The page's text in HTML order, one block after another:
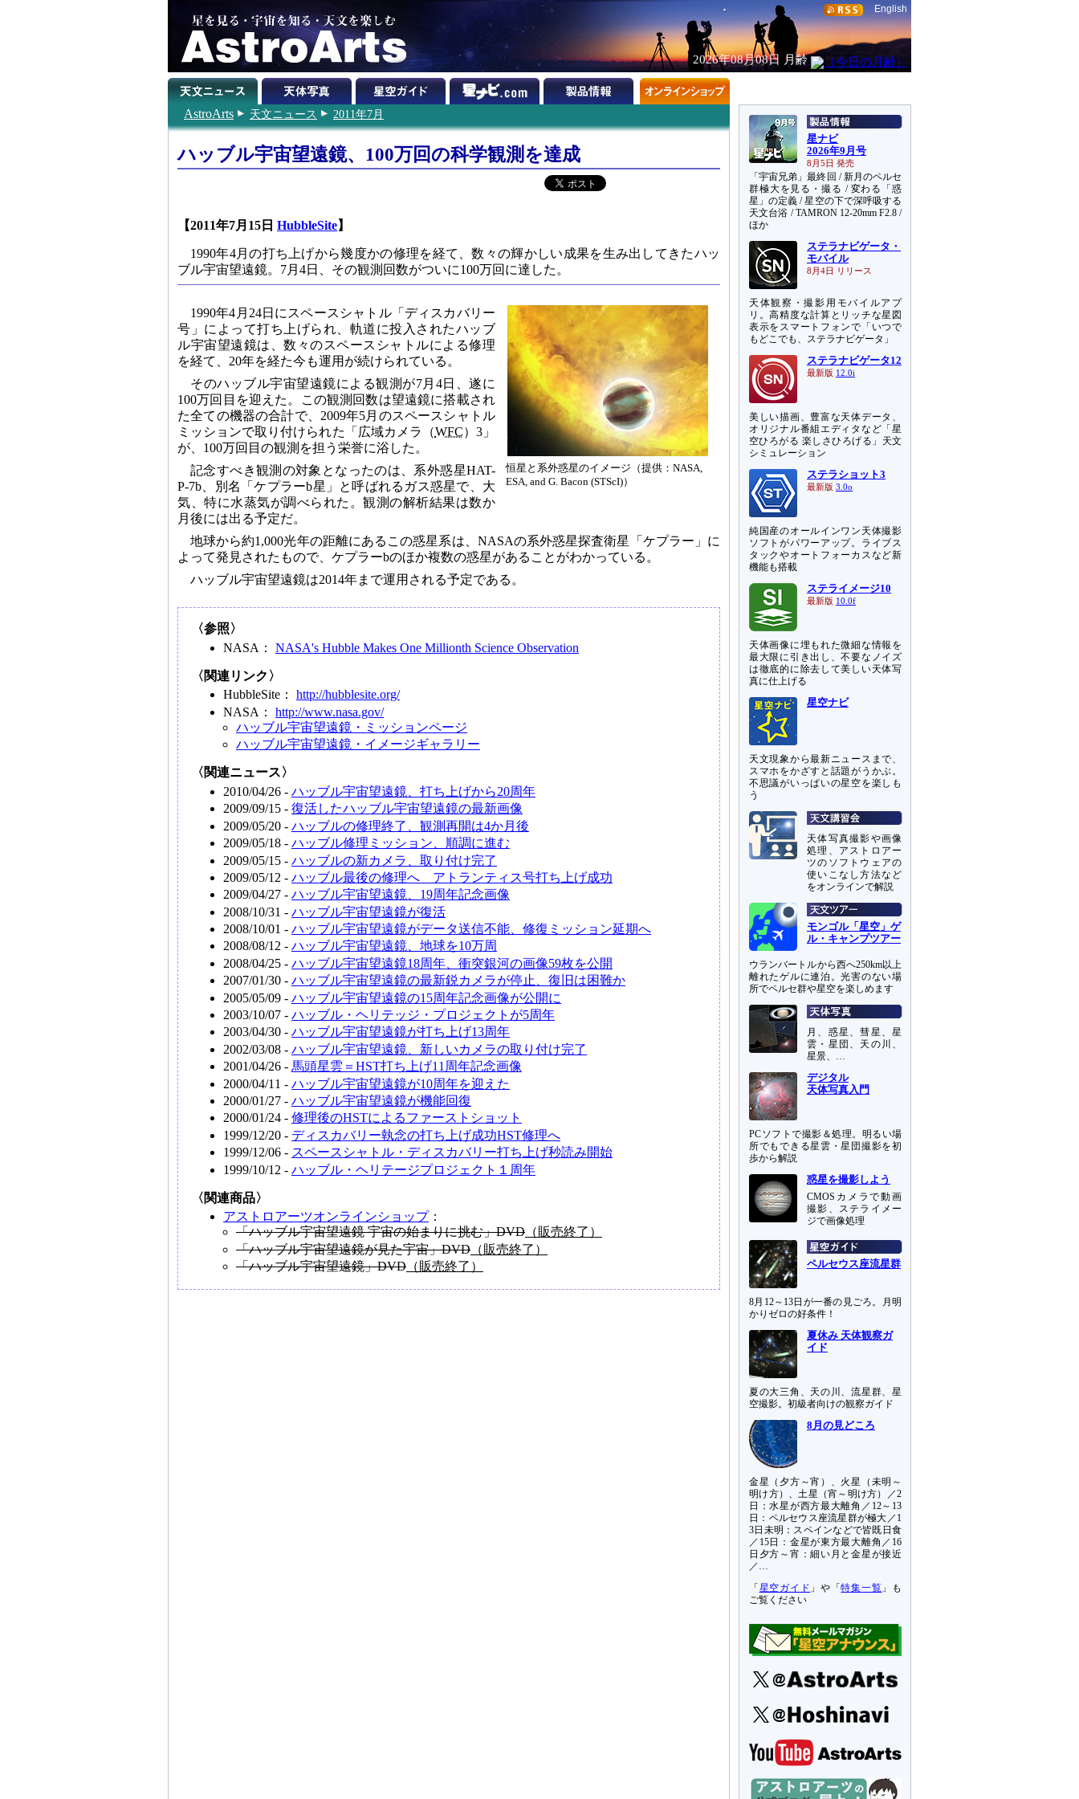
English
2026年08月08日 月齢
AstroArts 天文ニュース 2011年7月
ハッブル宇宙望遠鏡、100万回の科学観測を達成
【2011年7月15日 HubbleSite】
1990年4月の打ち上げから幾度かの修理を経て、数々の輝かしい成果を生み出してきたハッ
ブル宇宙望遠鏡。7月4日、その観測回数がついに100万回に達した。
恒星と系外惑星のイメージ（提供：NASA,
ESA, and G. Bacon (STScI)）
1990年4月24日にスペースシャトル「ディスカバリー
号」によって打ち上げられ、軌道に投入されたハッブ
ル宇宙望遠鏡は、数々のスペースシャトルによる修理
を経て、20年を経た今も運用が続けられている。
そのハッブル宇宙望遠鏡による観測が7月4日、遂に
100万回目を迎えた。この観測回数は望遠鏡に搭載され
た全ての機器の合計で、2009年5月のスペースシャトル
ミッションで取り付けられた「広域カメラ（WFC）3」
が、100万回目の観測を担う栄誉に浴した。
記念すべき観測の対象となったのは、系外惑星HAT-
P-7b、別名「ケプラーb星」と呼ばれるガス惑星で、大
気、特に水蒸気が調べられた。観測の解析結果は数か
月後には出る予定だ。
地球から約1,000光年の距離にあるこの惑星系は、NASAの系外惑星探査衛星「ケプラー」に
よって発見されたもので、ケプラーbのほか複数の惑星があることがわかっている。
ハッブル宇宙望遠鏡は2014年まで運用される予定である。
〈参照〉
NASA： NASA's Hubble Makes One Millionth Science Observation
〈関連リンク〉
HubbleSite： http://hubblesite.org/
NASA： http://www.nasa.gov/
ハッブル宇宙望遠鏡・ミッションページ
ハッブル宇宙望遠鏡・イメージギャラリー
〈関連ニュース〉
2010/04/26 - ハッブル宇宙望遠鏡、打ち上げから20周年
2009/09/15 - 復活したハッブル宇宙望遠鏡の最新画像
2009/05/20 - ハッブルの修理終了、観測再開は4か月後
2009/05/18 - ハッブル修理ミッション、順調に進む
2009/05/15 - ハッブルの新カメラ、取り付け完了
2009/05/12 - ハッブル最後の修理へ アトランティス号打ち上げ成功
2009/04/27 - ハッブル宇宙望遠鏡、19周年記念画像
2008/10/31 - ハッブル宇宙望遠鏡が復活
2008/10/01 - ハッブル宇宙望遠鏡がデータ送信不能、修復ミッション延期へ
2008/08/12 - ハッブル宇宙望遠鏡、地球を10万周
2008/04/25 - ハッブル宇宙望遠鏡18周年、衝突銀河の画像59枚を公開
2007/01/30 - ハッブル宇宙望遠鏡の最新鋭カメラが停止、復旧は困難か
2005/05/09 - ハッブル宇宙望遠鏡の15周年記念画像が公開に
2003/10/07 - ハッブル・ヘリテッジ・プロジェクトが5周年
2003/04/30 - ハッブル宇宙望遠鏡が打ち上げ13周年
2002/03/08 - ハッブル宇宙望遠鏡、新しいカメラの取り付け完了
2001/04/26 - 馬頭星雲＝HST打ち上げ11周年記念画像
2000/04/11 - ハッブル宇宙望遠鏡が10周年を迎えた
2000/01/27 - ハッブル宇宙望遠鏡が機能回復
2000/01/24 - 修理後のHSTによるファーストショット
1999/12/20 - ディスカバリー執念の打ち上げ成功HST修理へ
1999/12/06 - スペースシャトル・ディスカバリー打ち上げ秒読み開始
1999/10/12 - ハッブル・ヘリテージプロジェクト１周年
〈関連商品〉
アストロアーツオンラインショップ：
「ハッブル宇宙望遠鏡 宇宙の始まりに挑む」DVD （販売終了）
「ハッブル宇宙望遠鏡が見た宇宙」DVD （販売終了）
「ハッブル宇宙望遠鏡」DVD （販売終了）
星ナビ
2026年9月号
8月5日 発売
「宇宙兄弟」最終回 / 新月のペルセ
群極大を見る・撮る / 変わる「惑
星」の定義 / 星空の下で深呼吸する
天文台浴 / TAMRON 12-20mm F2.8 /
ほか
ステラナビゲータ・
モバイル
8月4日 リリース
天体観察・撮影用モバイルアプ
リ。高精度な計算とリッチな星図
表示をスマートフォンで「いつで
もどこでも、ステラナビゲータ」
ステラナビゲータ12
最新版 12.0i
美しい描画、豊富な天体データ、
オリジナル番組エディタなど「星
空ひろがる 楽しさひろげる」天文
シミュレーション
ステラショット3
最新版 3.0o
純国産のオールインワン天体撮影
ソフトがパワーアップ。ライブス
タックやオートフォーカスなど新
機能も搭載
ステライメージ10
最新版 10.0f
天体画像に埋もれた微細な情報を
最大限に引き出し、不要なノイズ
は徹底的に除去して美しい天体写
真に仕上げる
星空ナビ
天文現象から最新ニュースまで、
スマホをかざすと話題がうかぶ。
不思議がいっぱいの星空を楽しも
う
天体写真撮影や画像
処理、アストロアー
ツのソフトウェアの
使いこなし方法など
をオンラインで解説
モンゴル「星空」ゲ
ル・キャンプツアー
ウランバートルから西へ250km以上
離れたゲルに連泊。光害のない場
所でペルセ群や星空を楽しめます
月、惑星、彗星、星
雲・星団、天の川、
星景、…
デジタル
天体写真入門
PCソフトで撮影＆処理。明るい場
所でもできる星雲・星団撮影を初
歩から解説
惑星を撮影しよう
CMOSカメラで動画
撮影、ステライメー
ジで画像処理
ペルセウス座流星群
8月12～13日が一番の見ごろ。月明
かりゼロの好条件！
夏休み 天体観察ガ
イド
夏の大三角、天の川、流星群、星
空撮影。初級者向けの観察ガイド
8月の見どころ
金星（夕方～宵）、火星（未明～
明け方）、土星（宵～明け方）／2
日：水星が西方最大離角／12～13
日：ペルセウス座流星群が極大／1
3日未明：スペインなどで皆既日食
／15日：金星が東方最大離角／16
日夕方～宵：細い月と金星が接近
／…
「 星空ガイド 」や「特集一覧 」も
ご覧ください